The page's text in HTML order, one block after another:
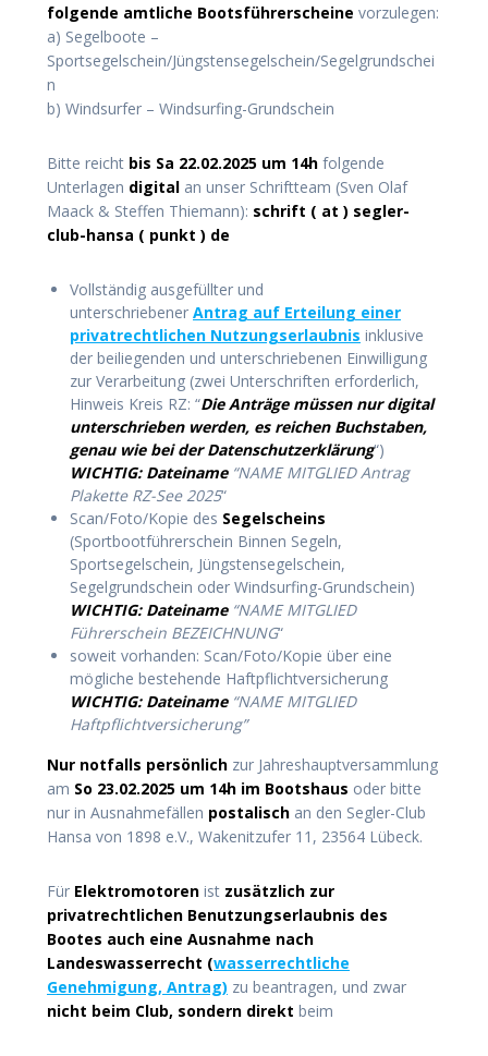
folgende amtliche Bootsführerscheine vorzulegen:
a) Segelboote –
Sportsegelschein/Jüngstensegelschein/Segelgrundschei
n
b) Windsurfer – Windsurfing-Grundschein
Bitte reicht bis Sa 22.02.2025 um 14h folgende
Unterlagen digital an unser Schriftteam (Sven Olaf
Maack & Steffen Thiemann): schrift ( at ) segler-
club-hansa ( punkt ) de
Vollständig ausgefüllter und
unterschriebener Antrag auf Erteilung einer
privatrechtlichen Nutzungserlaubnis inklusive
der beiliegenden und unterschriebenen Einwilligung
zur Verarbeitung (zwei Unterschriften erforderlich,
Hinweis Kreis RZ: “Die Anträge müssen nur digital
unterschrieben werden, es reichen Buchstaben,
genau wie bei der Datenschutzerklärung“)
WICHTIG: Dateiname “NAME MITGLIED Antrag
Plakette RZ-See 2025“
Scan/Foto/Kopie des Segelscheins
(Sportbootführerschein Binnen Segeln,
Sportsegelschein, Jüngstensegelschein,
Segelgrundschein oder Windsurfing-Grundschein)
WICHTIG: Dateiname“NAME MITGLIED
Führerschein BEZEICHNUNG“
soweit vorhanden: Scan/Foto/Kopie über eine
mögliche bestehende Haftpflichtversicherung
WICHTIG: Dateiname“NAME MITGLIED
Haftpflichtversicherung”
Nur notfalls persönlich zur Jahreshauptversammlung
am So 23.02.2025 um 14h im Bootshaus oder bitte
nur in Ausnahmefällen postalisch an den Segler-Club
Hansa von 1898 e.V., Wakenitzufer 11, 23564 Lübeck.
Für Elektromotoren ist zusätzlich zur
privatrechtlichen Benutzungserlaubnis des
Bootes auch eine Ausnahme nach
Landeswasserrecht (wasserrechtliche
Genehmigung, Antrag) zu beantragen, und zwar
nicht beim Club, sondern direkt beim